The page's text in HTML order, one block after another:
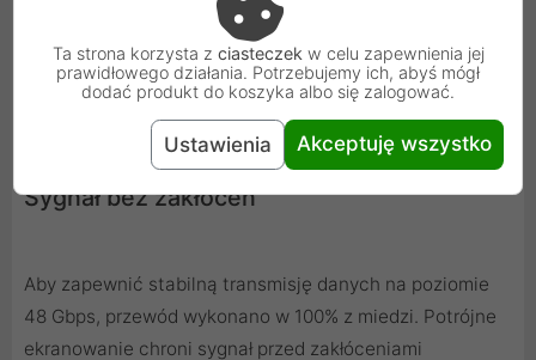
Sygnał bez zakłóceń
Aby zapewnić stabilną transmisję danych na poziomie
48 Gbps, przewód wykonano w 100% z miedzi. Potrójne
ekranowanie chroni sygnał przed zakłóceniami
Ta strona korzysta z ciasteczek w celu zapewnienia jej
prawidłowego działania. Potrzebujemy ich, abyś mógł
dodać produkt do koszyka albo się zalogować.
Ustawienia Akceptuję wszystko